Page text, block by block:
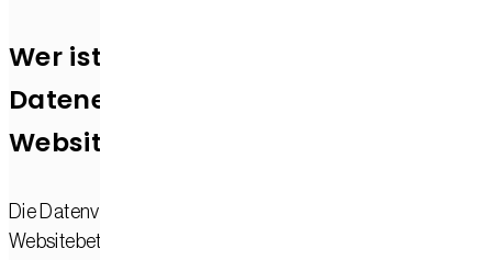
Wer ist verantwortlich für die
Datenerfassung auf dieser
Website?
Die Datenverarbeitung auf dieser Website erfolgt durch den
Websitebetreiber. Dessen Kontaktdaten können Sie dem